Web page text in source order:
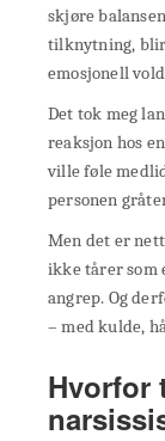
skjøre
tilknytning,
emosjonell
Det tok meg
reaksjon hos
ville føle
personen
Men det er
ikke tårer som
angrep. Og
– med kulde,
Hvorfor